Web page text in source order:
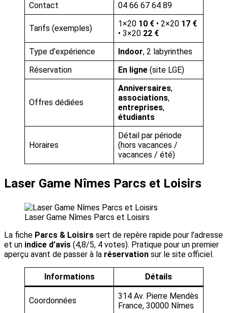
Contact
04 66 67 64 89
Tarifs (exemples) 1×20 10 € • 2×20 17 €
• 3×20 22 €
Type d’expérience
Indoor, 2 labyrinthes
Réservation
En ligne (site LGE)
Offres dédiées
Anniversaires,
associations,
entreprises,
étudiants
Horaires
Détail par période
(hors vacances /
vacances / été)
Laser Game Nîmes Parcs et Loisirs
Laser Game Nîmes Parcs et Loisirs
La fiche Parcs & Loisirs sert de repère rapide pour l’adresse
et un indice d’avis (4,8/5, 4 votes). Pratique pour un premier
aperçu avant de passer à la réservation sur le site officiel.
Informations Détails
Coordonnées
314 Av. Pierre Mendès
France, 30000 Nîmes